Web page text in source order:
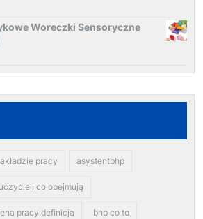
Woreczki Sensoryczne
pracy asystentbhp
co obejmują
pracy definicja bhp co to